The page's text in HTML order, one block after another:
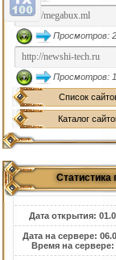
Просмотров:
Просмотров:
Список
Каталог
Статистика
Дата открытия:
Дата на сервере:
Время на сервере: